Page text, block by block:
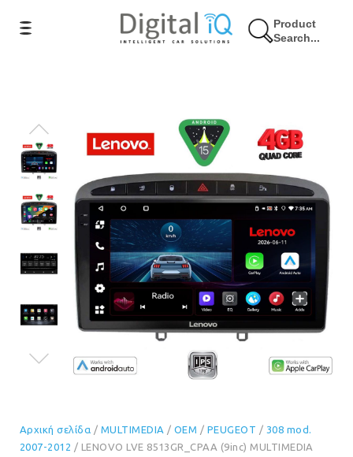
Product
Search...
9% Έκπτωση
Αρχική σελίδα / MULTIMEDIA / OEM / PEUGEOT / 308 mod.
2007-2012 / LENOVO LVE 8513GR_CPAA (9inc) MULTIMEDIA